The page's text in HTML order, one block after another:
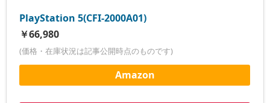
PlayStation 5(CFI-2000A01)
￥66,980
(価格・在庫状況は記事公開時点のものです)
Amazon